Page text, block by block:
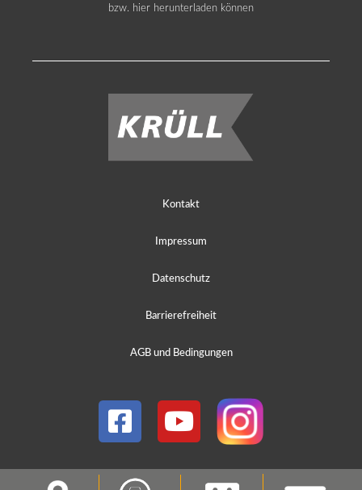
bzw. hier herunterladen können
Kontakt
Impressum
Datenschutz
Barrierefreiheit
AGB und Bedingungen